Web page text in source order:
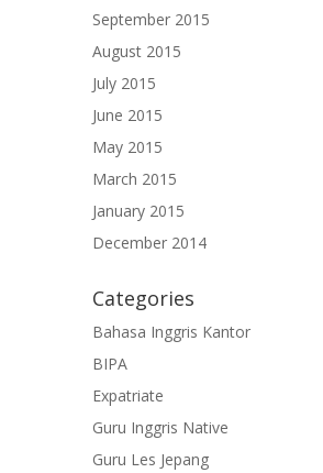
September 2015
August 2015
July 2015
June 2015
May 2015
March 2015
January 2015
December 2014
Categories
Bahasa Inggris Kantor
BIPA
Expatriate
Guru Inggris Native
Guru Les Jepang